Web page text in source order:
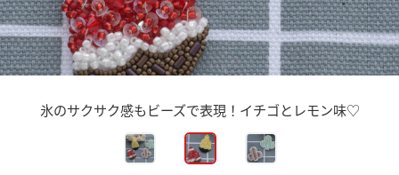
氷のサクサク感もビーズで表現！イチゴとレモン味♡